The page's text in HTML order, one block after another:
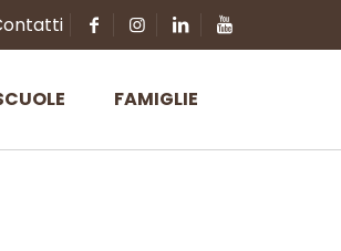
FAMIGLIE